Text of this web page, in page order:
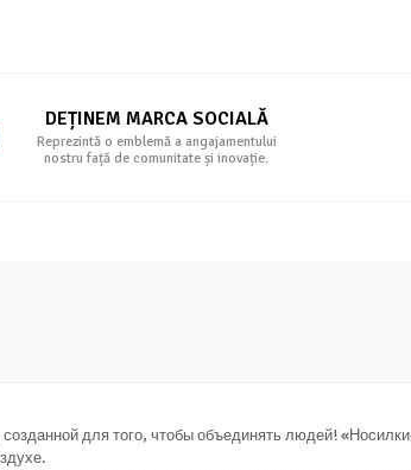
DEȚINEM MARCA SOCIALĂ
Reprezintă o emblemă a angajamentului
nostru față de comunitate și inovație.
для того, чтобы объединять людей!